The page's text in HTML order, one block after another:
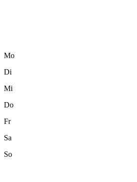
Mo
Di
Mi
Do
Fr
Sa
So